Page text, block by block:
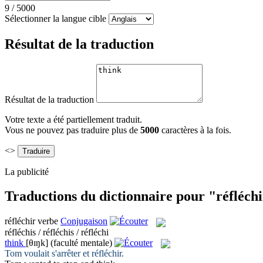
9 / 5000
Sélectionner la langue cible
Résultat de la traduction
Résultat de la traduction
Votre texte a été partiellement traduit.
Vous ne pouvez pas traduire plus de 5000 caractères à la fois.
<>
La publicité
Traductions du dictionnaire pour
réfléchir verbe Conjugaison
réfléchis / réfléchis / réfléchi
think [θɪŋk] (faculté mentale)
Tom voulait s'arrêter et réfléchir.